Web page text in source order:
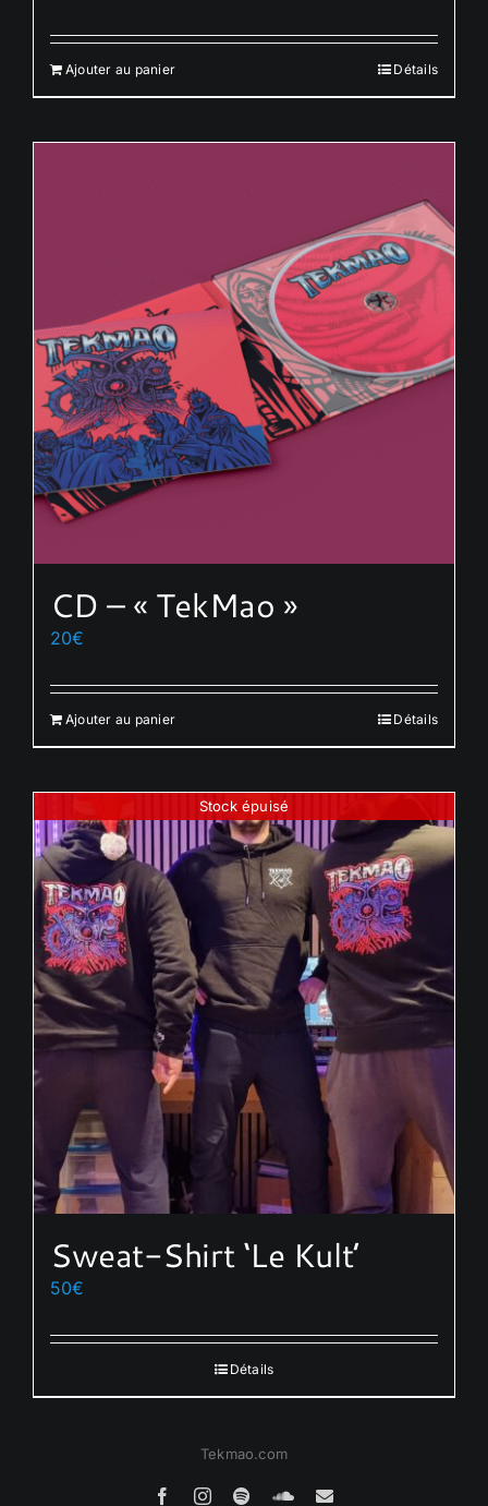
Ajouter au panier Détails
CD – « TekMao »
20€
Ajouter au panier Détails
Stock épuisé
Sweat-Shirt ‘Le Kult’
50€
Détails
Tekmao.com
FacebookInstagram
SpotifySoundCloud
Email